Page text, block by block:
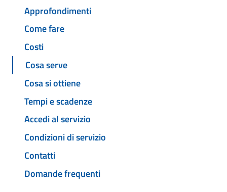
Approfondimenti
Come fare
Costi
Cosa serve
Cosa si ottiene
Tempi e scadenze
Accedi al servizio
Condizioni di servizio
Contatti
Domande frequenti